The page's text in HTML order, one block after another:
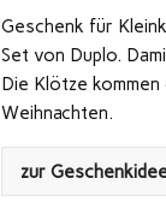
Geschenk für
Set von Duplo.
Die Klötze
Weihnachten.
zur